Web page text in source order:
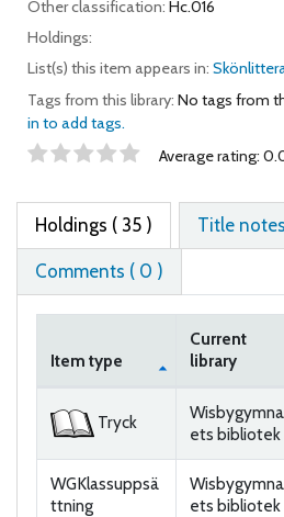
Other classification: Hc.016
Holdings:
List(s) this item appears in:
Tags from this library: No tags from
in to add tags.
Star ratings Average rating:
Holdings ( 35 ) Title
Comments ( 0 )
Item type
Current
library
Tryck
ets bibliotek
WGKlassuppsä
ttning
ets bibliotek